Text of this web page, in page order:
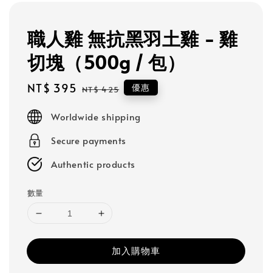
職人雞 無抗黑羽土雞 - 雞
切塊（500g / 包）
Sale
NT$ 395 Regular
NT$ 425 優惠
Worldwide shipping
Secure payments
Authentic products
數量
加入購物車